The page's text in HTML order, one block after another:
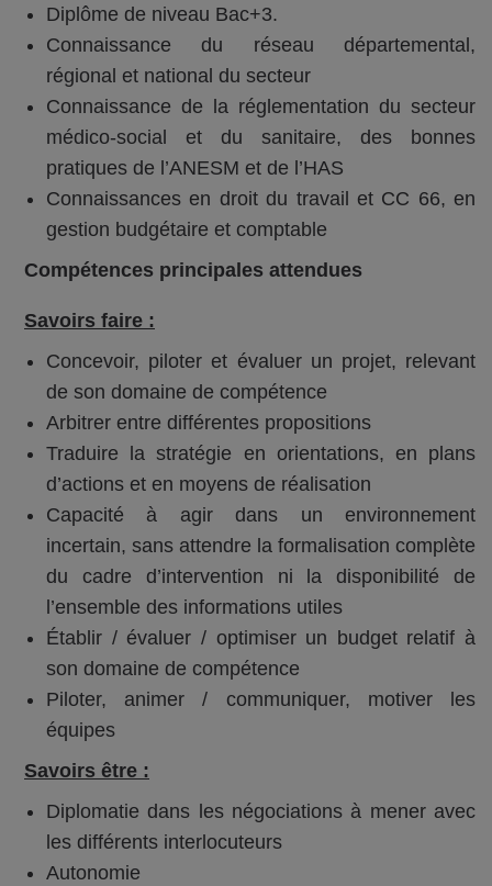
Diplôme de niveau Bac+3.
Connaissance du réseau départemental,
régional et national du secteur
Connaissance de la réglementation du secteur
médico-social et du sanitaire, des bonnes
pratiques de l’ANESM et de l’HAS
Connaissances en droit du travail et CC 66, en
gestion budgétaire et comptable
Compétences principales attendues
Savoirs faire :
Concevoir, piloter et évaluer un projet, relevant
de son domaine de compétence
Arbitrer entre différentes propositions
Traduire la stratégie en orientations, en plans
d’actions et en moyens de réalisation
Capacité à agir dans un environnement
incertain, sans attendre la formalisation complète
du cadre d’intervention ni la disponibilité de
l’ensemble des informations utiles
Établir / évaluer / optimiser un budget relatif à
son domaine de compétence
Piloter, animer / communiquer, motiver les
équipes
Savoirs être :
Diplomatie dans les négociations à mener avec
les différents interlocuteurs
Autonomie